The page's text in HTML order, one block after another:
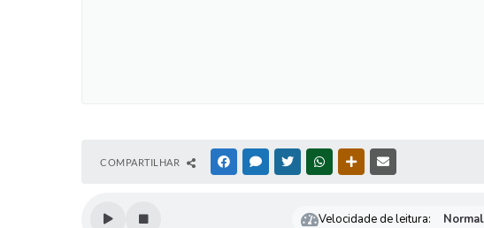
COMPARTILHAR FACEBOOKMESSENGER
TWITTERWHATSAPPOUTRAS MÍDIAS
Velocidade de leitura: